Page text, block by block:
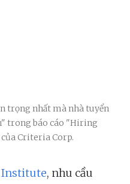
trọng nhất mà nhà tuyển
trong báo cáo "Hiring
Criteria Corp.
Institute, nhu cầu